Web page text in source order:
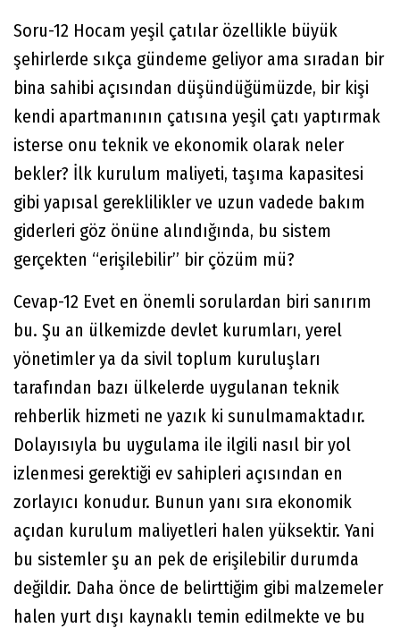
Soru-12 Hocam yeşil çatılar özellikle büyük
şehirlerde sıkça gündeme geliyor ama sıradan bir
bina sahibi açısından düşündüğümüzde, bir kişi
kendi apartmanının çatısına yeşil çatı yaptırmak
isterse onu teknik ve ekonomik olarak neler
bekler? İlk kurulum maliyeti, taşıma kapasitesi
gibi yapısal gereklilikler ve uzun vadede bakım
giderleri göz önüne alındığında, bu sistem
gerçekten “erişilebilir” bir çözüm mü?
Cevap-12 Evet en önemli sorulardan biri sanırım
bu. Şu an ülkemizde devlet kurumları, yerel
yönetimler ya da sivil toplum kuruluşları
tarafından bazı ülkelerde uygulanan teknik
rehberlik hizmeti ne yazık ki sunulmamaktadır.
Dolayısıyla bu uygulama ile ilgili nasıl bir yol
izlenmesi gerektiği ev sahipleri açısından en
zorlayıcı konudur. Bunun yanı sıra ekonomik
açıdan kurulum maliyetleri halen yüksektir. Yani
bu sistemler şu an pek de erişilebilir durumda
değildir. Daha önce de belirttiğim gibi malzemeler
halen yurt dışı kaynaklı temin edilmekte ve bu